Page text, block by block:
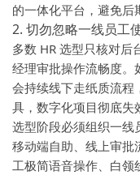
的一体化平台，避免后
2. 切勿忽略一线员工
多数 HR 选型只核对后
经理审批操作流畅度。
会持续线下走纸质流程
具，数字化项目彻底失
选型阶段必须组织一线
移动端自助、线上审批
工极简语音操作、白领